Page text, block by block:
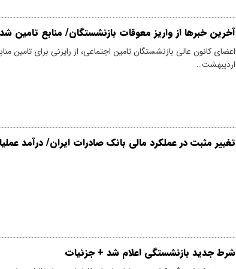
آخرین خبرها از واریز معوقات بازنشستگان/ منابع تامین
اعضای کانون عالی بازنشستگان تامین اجتماعی، از رایزنی برای تامین
اردیبهشت…
تغییر مثبت در عملکرد مالی بانک صادرات ایران/ درآمد عملیاتی ۸۰ درصد
شرط جدید بازنشستگی اعلام شد + جزئیات